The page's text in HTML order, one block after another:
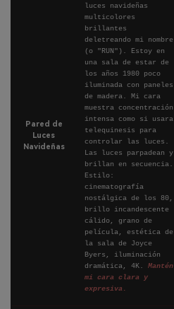
Pared de
Luces
Navideñas
luces navideñas
multicolores
brillantes
deletreando mi nombre
(o "RUN"). Estoy en
una sala de estar de
los años 1980 poco
iluminada con paneles
de madera. Mi cara
muestra concentración
intensa como si usara
telequinesis para
controlar las luces.
Las luces parpadean y
brillan en secuencia.
Estilo:
cinematografía
nostálgica de los 80,
brillo incandescente
cálido, grano de
película, estética de
la sala de Joyce
Byers, iluminación
dramática, 4K. Mantén
mi cara clara y
expresiva.